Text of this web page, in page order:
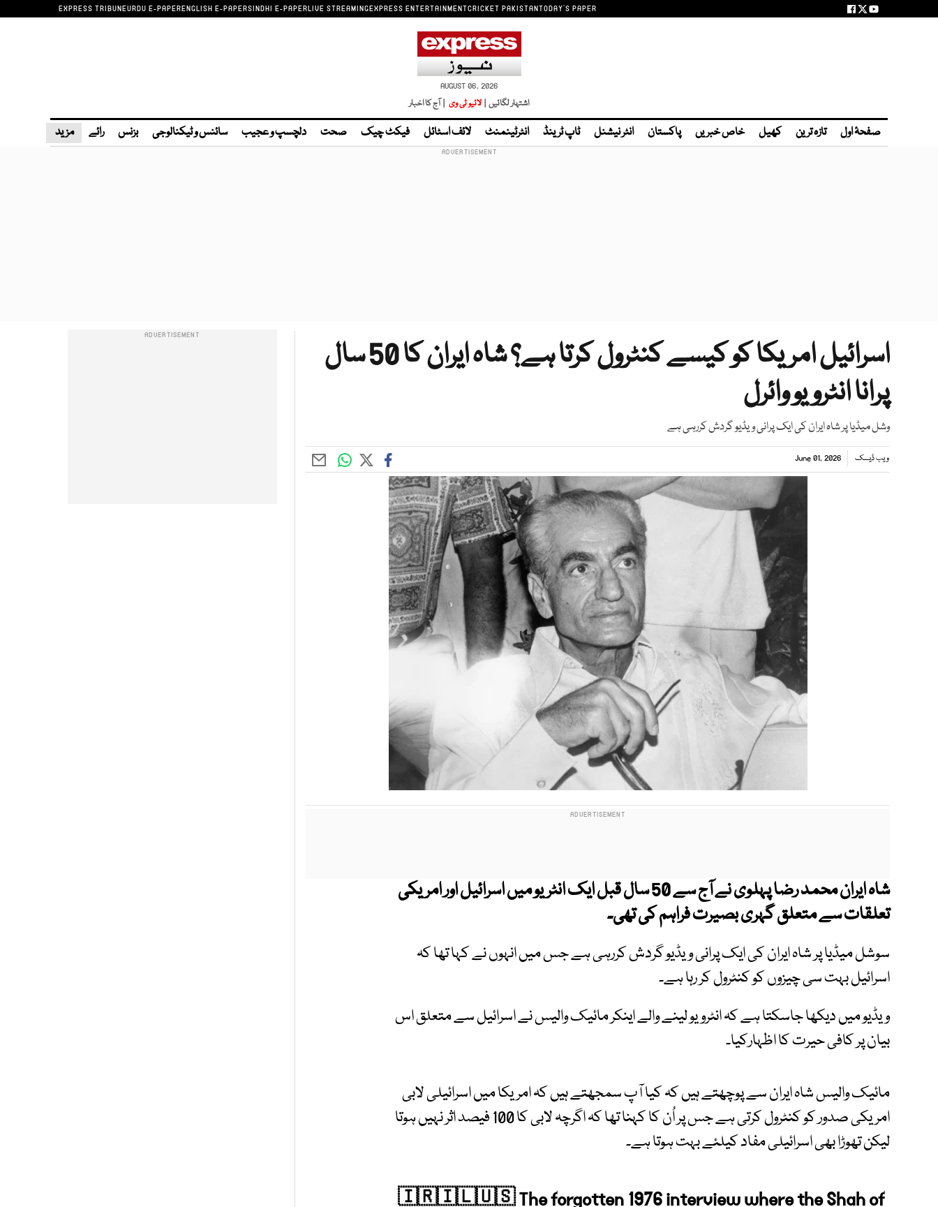
EXPRESS TRIBUNEURDU E-PAPERENGLISH E-PAPERSINDHI E-PAPERLIVE STREAMINGEXPRESS ENTERTAINMENTCRICKET PAKISTANTODAY'S PAPER
AUGUST 06, 2026
اشتہار لگائیں | لائیو ٹی وی | آج کا اخبار
صفحۂ اول تازہ ترین کھیل خاص خبریں پاکستان انٹر نیشنل ٹاپ ٹرینڈ انٹرٹینمنٹ لائف اسٹائل فیکٹ چیک صحت دلچسپ و عجیب سائنس و ٹیکنالوجی بزنس رائے مزید
اسرائیل امریکا کو کیسے کنٹرول کرتا ہے؟ شاہ ایران کا 50 سال
پرانا انٹرویو وائرل
وشل میڈیا پر شاہ ایران کی ایک پرانی ویڈیو گردش کررہی ہے
ویب ڈیسک June 01, 2026
شاہ ایران محمد رضا پہلوی نے آج سے 50 سال قبل ایک انٹریو میں اسرائیل اور امریکی
تعلقات سے متعلق گہری بصیرت فراہم کی تھی۔
سوشل میڈیا پر شاہ ایران کی ایک پرانی ویڈیو گردش کررہی ہے جس میں انہوں نے کہا تھا کہ
اسرائیل بہت سی چیزوں کو کنٹرول کر رہا ہے۔
ویڈیو میں دیکھا جاسکتا ہے کہ انٹرویو لینے والے اینکر مائیک والیس نے اسرائیل سے متعلق اس
بیان پر کافی حیرت کا اظہارکیا۔
مائیک والیس شاہ ایران سے پوچھتے ہیں کہ کیا آپ سمجھتے ہیں کہ امریکا میں اسرائیلی لابی
امریکی صدور کو کنٹرول کرتی ہے جس پر اُن کا کہنا تھا کہ اگرچہ لابی کا 100 فیصد اثر نہیں ہوتا
لیکن تھوڑا بھی اسرائیلی مفاد کیلئے بہت ہوتا ہے۔
🇮🇷🇮🇱🇺🇸 The forgotten 1976 interview where the Shah of